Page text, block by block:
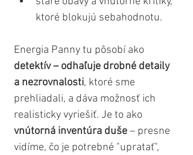
ktoré blokujú sebahodnotu.
Energia Panny tu pôsobí ako
detektív – odhaľuje drobné detaily
a nezrovnalosti, ktoré sme
prehliadali, a dáva možnosť ich
realisticky vyriešiť. Je to ako
vnútorná inventúra duše – presne
vidíme, čo je potrebné "upratať",